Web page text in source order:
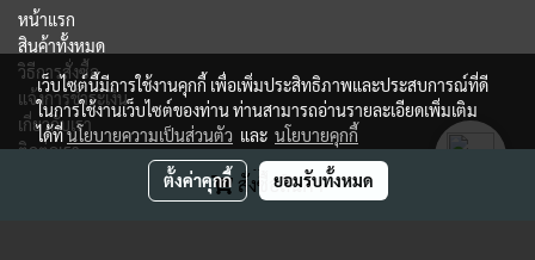
สั่งซื้อสินค้า
หน้าแรก
สินค้าทั้งหมด
วิธีการสั่งซื้อ
แจ้งการชำระเงิน
เกี่ยวกับเรา
ติดต่อเรา
เว็บไซต์นี้มีการใช้งานคุกกี้ เพื่อเพิ่มประสิทธิภาพและประสบการณ์ที่ดี
ในการใช้งานเว็บไซต์ของท่าน ท่านสามารถอ่านรายละเอียดเพิ่มเติม
ได้ที่นโยบายความเป็นส่วนตัว และ นโยบายคุกกี้
ตั้งค่าคุกกี้ ยอมรับทั้งหมด